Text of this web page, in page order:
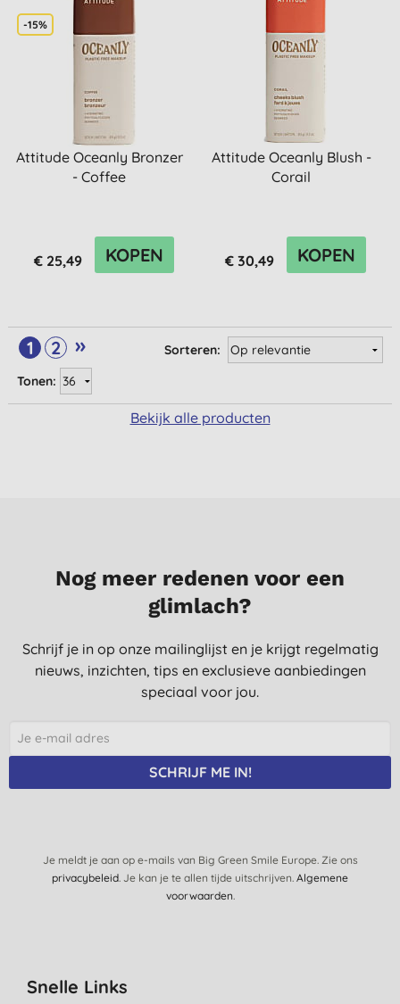
-15%
Attitude Oceanly Bronzer
- Coffee
€ 25,49 KOPEN
Attitude Oceanly Blush -
Corail
€ 30,49 KOPEN
1 2 »
Sorteren:
Tonen:
Bekijk alle producten
Nog meer redenen voor een
glimlach?
Schrijf je in op onze mailinglijst en je krijgt regelmatig
nieuws, inzichten, tips en exclusieve aanbiedingen
speciaal voor jou.
SCHRIJF ME IN!
Je meldt je aan op e-mails van Big Green Smile Europe. Zie ons
privacybeleid. Je kan je te allen tijde uitschrijven. Algemene
voorwaarden.
Snelle Links